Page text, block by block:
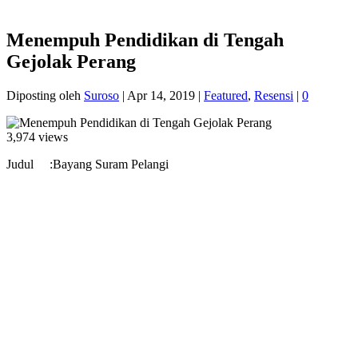
Menempuh Pendidikan di Tengah
Gejolak Perang
Diposting oleh Suroso | Apr 14, 2019 | Featured, Resensi | 0
3,974 views
Judul :Bayang Suram Pelangi